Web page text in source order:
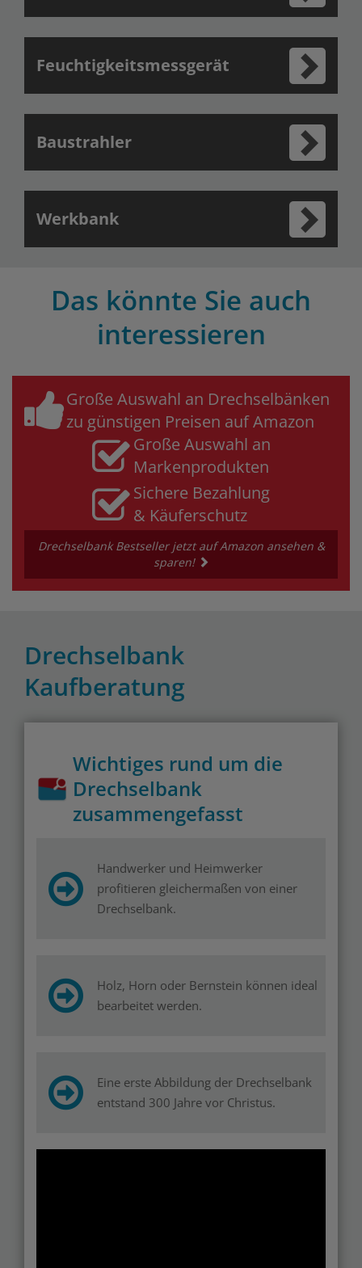
Feuchtigkeitsmessgerät
Baustrahler
Werkbank
Das könnte Sie auch
interessieren
Große Auswahl an Drechselbänken
zu günstigen Preisen auf Amazon
Große Auswahl an
Markenprodukten
Sichere Bezahlung
& Käuferschutz
Drechselbank Bestseller jetzt auf Amazon ansehen &
sparen!
Drechselbank
Kaufberatung
Wichtiges rund um die
Drechselbank
zusammengefasst
Handwerker und Heimwerker
profitieren gleichermaßen von einer
Drechselbank.
Holz, Horn oder Bernstein können ideal
bearbeitet werden.
Eine erste Abbildung der Drechselbank
entstand 300 Jahre vor Christus.